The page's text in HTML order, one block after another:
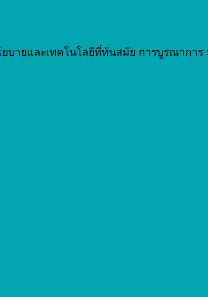
บายและเทคโนโลยีที่ทันสมัย การบูรณาการ